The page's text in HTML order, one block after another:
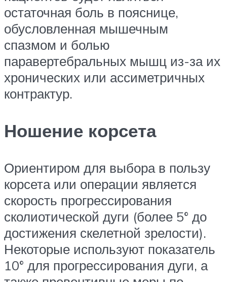
остаточная боль в пояснице,
обусловленная мышечным
спазмом и болью
паравертебральных мышц из-за их
хронических или ассиметричных
контрактур.
Ношение корсета
Ориентиром для выбора в пользу
корсета или операции является
скорость прогрессирования
сколиотической дуги (более 5° до
достижения скелетной зрелости).
Некоторые используют показатель
10° для прогрессирования дуги, а